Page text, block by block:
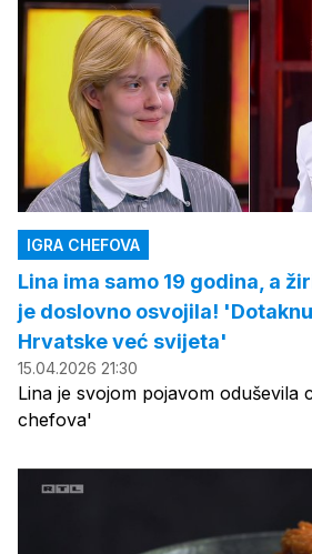
IGRA CHEFOVA
Lina ima samo 19 godina, a
je doslovno osvojila!
Hrvatske već svijeta'
15.04.2026 21:30
Lina je svojom pojavom oduševila
chefova'